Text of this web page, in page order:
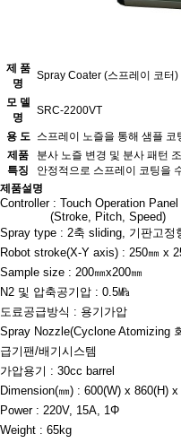
제 품
명
Spray Coater (스프레이 코터)
모 델
명
SRC-2200VT
용 도
스프레이 노즐을 통해 샘플 코
제품
특징
분사 노즐 변경 및 분사 패턴
안정적으로 스프레이 코팅을
제품설명
Controller : Touch Operation Panel
(Stroke, Pitch, Speed)
Spray type : 2축 sliding, 기판고정
Robot stroke(X-Y axis) : 250㎜ x
Sample size : 200㎜x200㎜
N2 및 압축공기압 : 0.5㎫
도료공급방식 : 용기가압
Spray Nozzle(Cyclone Atomizing
급기팬/배기시스템
가압용기 : 30cc barrel
Dimension(㎜) : 600(W) x 860(H) x
Power : 220V, 15A, 1Φ
Weight : 65kg